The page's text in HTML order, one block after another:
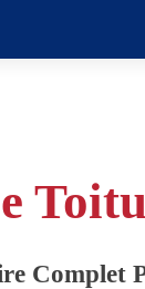
Complet